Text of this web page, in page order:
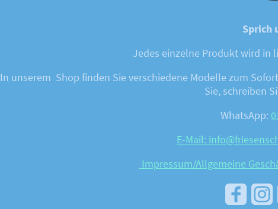
Sprich
Jedes einzelne Produkt wird in
In unserem Shop finden Sie verschiedene Modelle zum
Sie, schreiben
WhatsApp:
E-Mail:
Impressum/Allgemeine